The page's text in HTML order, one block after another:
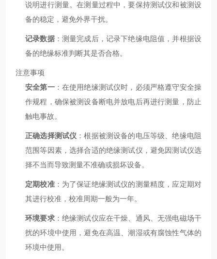
说明进行测量。在测量过程中，要保持测试仪和被测设
备的稳定，避免外界干扰。
记录数据：测量完成后，记录下绝缘电阻值，并根据设
备的绝缘标准判断其是否合格。
注意事项
安全第一：在使用绝缘测试仪时，必须严格遵守安全操
作规程，确保被测设备断电并放电后再进行测量，防止
触电事故。
正确选择测试仪 ：根据被测设备的电压等级、绝缘电阻
范围等因素，选择合适的绝缘测试仪，避免因测试仪选
择不当而导致测量不准确或损坏设备。
定期校准：为了保证绝缘测试仪的测量精度，应定期对
其进行校准，校准周期一般为一年。
环境要求：绝缘测试仪应在干燥、通风、无强电磁场干
扰的环境中使用，避免在高温、潮湿或有腐蚀性气体的
环境中使用。